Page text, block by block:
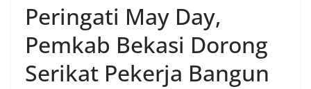
Peringati May Day,
Pemkab Bekasi Dorong
Serikat Pekerja Bangun